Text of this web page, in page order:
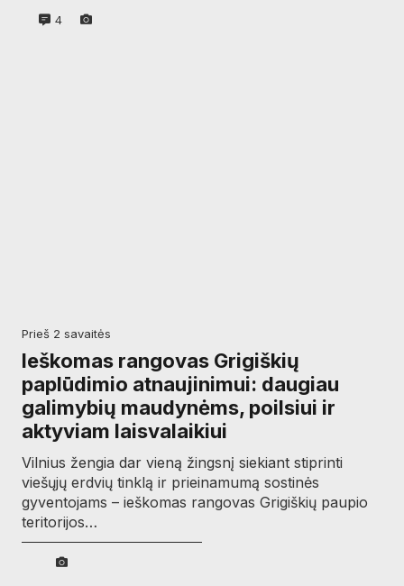
4
prieš 2 savaitės
Ieškomas rangovas Grigiškių
paplūdimio atnaujinimui: daugiau
galimybių maudynėms, poilsiui ir
aktyviam laisvalaikiui
Vilnius žengia dar vieną žingsnį siekiant stiprinti
viešųjų erdvių tinklą ir prieinamumą sostinės
gyventojams – ieškomas rangovas Grigiškių paupio
teritorijos…